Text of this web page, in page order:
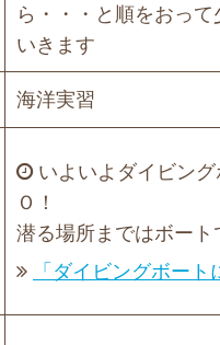
ら・・・と順をおっ
いきます
海洋実習
いよいよダイビン
Ｏ！
潜る場所まではボート
「ダイビングボート